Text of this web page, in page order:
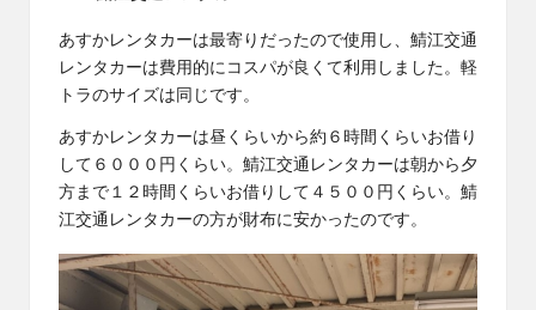
あすかレンタカーは最寄りだったので使用し、鯖江交通
レンタカーは費用的にコスパが良くて利用しました。軽
トラのサイズは同じです。
あすかレンタカーは昼くらいから約６時間くらいお借り
して６０００円くらい。鯖江交通レンタカーは朝から夕
方まで１２時間くらいお借りして４５００円くらい。鯖
江交通レンタカーの方が財布に安かったのです。